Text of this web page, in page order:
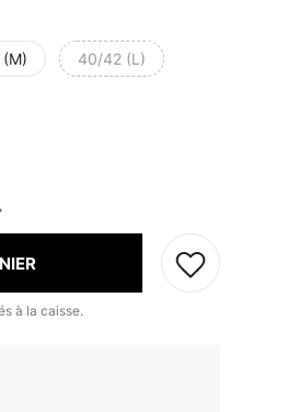
40/42 (L)
à la caisse.